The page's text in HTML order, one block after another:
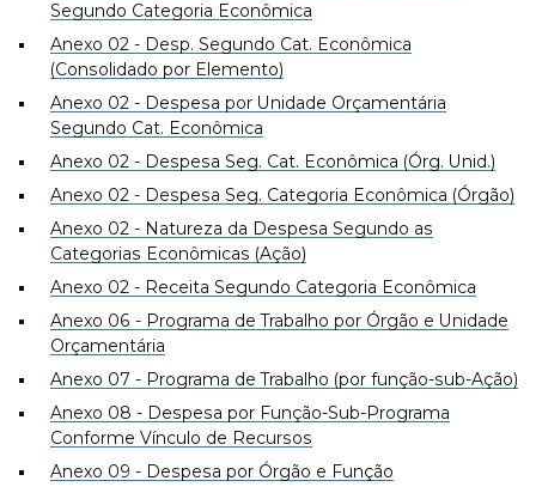
Segundo Categoria Econômica
Anexo 02 - Desp. Segundo Cat. Econômica
(Consolidado por Elemento)
Anexo 02 - Despesa por Unidade Orçamentária
Segundo Cat. Econômica
Anexo 02 - Despesa Seg. Cat. Econômica (Órg. Unid.)
Anexo 02 - Despesa Seg. Categoria Econômica (Órgão)
Anexo 02 - Natureza da Despesa Segundo as
Categorias Econômicas (Ação)
Anexo 02 - Receita Segundo Categoria Econômica
Anexo 06 - Programa de Trabalho por Órgão e Unidade
Orçamentária
Anexo 07 - Programa de Trabalho (por função-sub-Ação)
Anexo 08 - Despesa por Função-Sub-Programa
Conforme Vínculo de Recursos
Anexo 09 - Despesa por Órgão e Função